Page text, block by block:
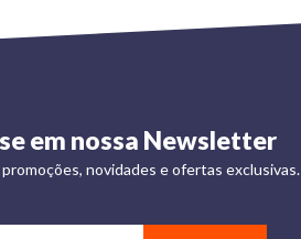
em nossa Newsletter
novidades e ofertas exclusivas.